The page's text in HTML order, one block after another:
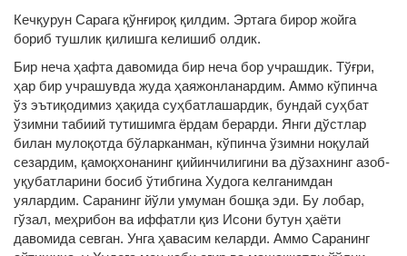
Кечқурун Сарага қўнғироқ қилдим. Эртага бирор жойга
бориб тушлик қилишга келишиб олдик.
Бир неча ҳафта давомида бир неча бор учрашдик. Тўғри,
ҳар бир учрашувда жуда ҳаяжонланардим. Аммо кўпинча
ўз эътиқодимиз ҳақида суҳбатлашардик, бундай суҳбат
ўзимни табиий тутишимга ёрдам берарди. Янги дўстлар
билан мулоқотда бўларканман, кўпинча ўзимни ноқулай
сезардим, қамоқхонанинг қийинчилигини ва дўзахнинг азоб-
уқубатларини босиб ўтибгина Худога келганимдан
уялардим. Саранинг йўли умуман бошқа эди. Бу лобар,
гўзал, меҳрибон ва иффатли қиз Исони бутун ҳаёти
давомида севган. Унга ҳавасим келарди. Аммо Саранинг